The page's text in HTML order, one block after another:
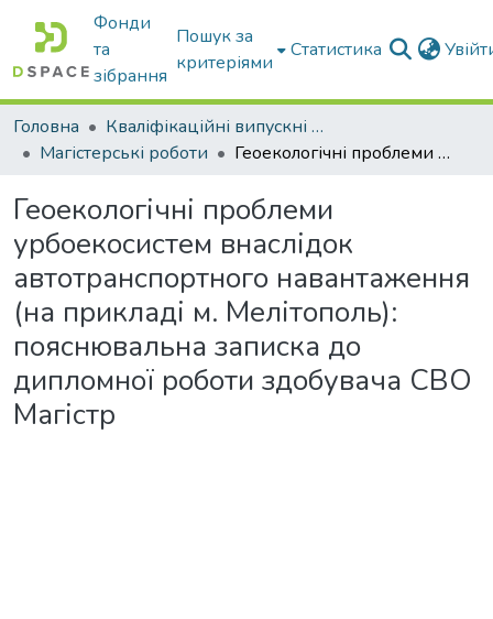
Фонди
та
зібрання
Пошук за
критеріями
Статистика
Головна
Кваліфікаційні випускні роботи бакалаврів і магістрів
Магістерські роботи
Геоекологічні проблеми урбоекосистем внаслідок автотранспортного навантаження (на прикладі м. Мелітополь): пояснювальна записка до дипломної роботи здобувача СВО Магістр
Геоекологічні проблеми
урбоекосистем внаслідок
автотранспортного навантаження
(на прикладі м. Мелітополь):
пояснювальна записка до
дипломної роботи здобувача СВО
Магістр